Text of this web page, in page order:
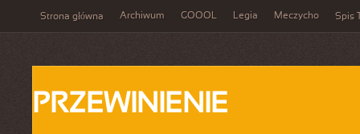
Strona główna Archiwum GOOOL Legia Meczycho Spis
PRZEWINIENIE